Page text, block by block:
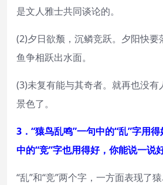
是文人雅士共同谈论的。
(2)夕日欲颓，沉鳞竞跃。夕阳快要
鱼争相跃出水面。
(3)未复有能与其奇者。就再也没
景色了。
3．“猿鸟乱鸣”一句中的“乱”字用
中的“竞”字也用得好，你能说一说
“乱”和“竞”两个字，一方面表现了